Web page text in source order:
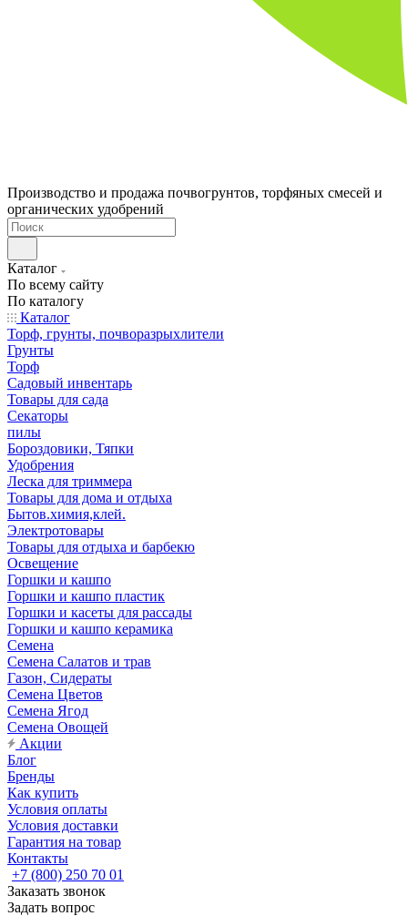
Производство и продажа почвогрунтов, торфяных смесей и
органических удобрений
Каталог
По всему сайту
По каталогу
Каталог
Торф, грунты, почворазрыхлители
Грунты
Торф
Садовый инвентарь
Товары для сада
Секаторы
пилы
Бороздовики, Тяпки
Удобрения
Леска для триммера
Товары для дома и отдыха
Бытов.химия,клей.
Электротовары
Товары для отдыха и барбекю
Освещение
Горшки и кашпо
Горшки и кашпо пластик
Горшки и касеты для рассады
Горшки и кашпо керамика
Семена
Семена Салатов и трав
Газон, Сидераты
Семена Цветов
Семена Ягод
Семена Овощей
Акции
Блог
Бренды
Как купить
Условия оплаты
Условия доставки
Гарантия на товар
Контакты
+7 (800) 250 70 01
Заказать звонок
Задать вопрос